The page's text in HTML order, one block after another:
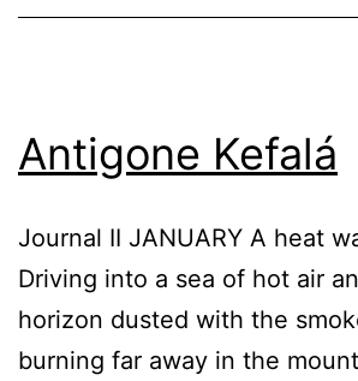
Antigone Kefalá
Journal II JANUARY A heat
Driving into a sea of hot air
horizon dusted with the
burning far away in the